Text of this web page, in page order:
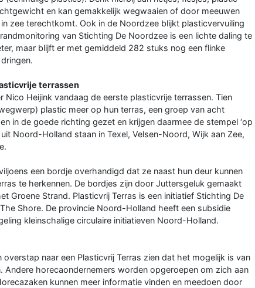
en kan gemakkelijk wegwaaien of door meeuwen
zee terechtkomt. Ook in de Noordzee blijkt plasticvervuiling
van Stichting De Noordzee is een lichte daling te
maar blijft er met gemiddeld 282 stuks nog een flinke
terrassen
Nico Heijink vandaag de eerste plasticvrije terrassen. Tien
plastic meer op hun terras, een groep van acht
in de goede richting gezet en krijgen daarmee de stempel ‘op
Noord-Holland staan in Texel, Velsen-Noord, Wijk aan Zee,
een bordje overhandigd dat ze naast hun deur kunnen
te herkennen. De bordjes zijn door Juttersgeluk gemaakt
Groene Strand. Plasticvrij Terras is een initiatief Stichting De
Shore. De provincie Noord-Holland heeft een subsidie
kleinschalige circulaire initiatieven Noord-Holland.
naar een Plasticvrij Terras zien dat het mogelijk is van
horecaondernemers worden opgeroepen om zich aan
kunnen meer informatie vinden en meedoen door